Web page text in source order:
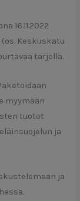
16.11.2022
Keskuskatu
tarjolla.
myymään
tuotot
ja
ja